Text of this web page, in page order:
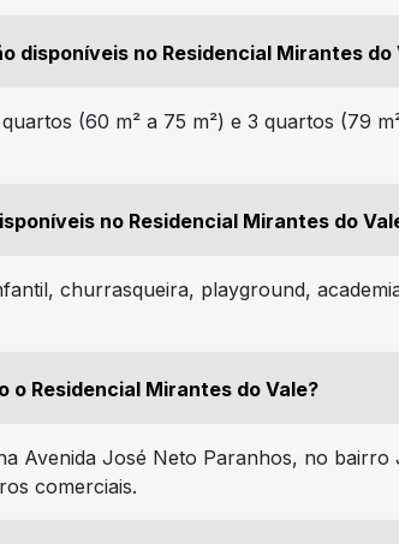
disponíveis no Residencial Mirantes do
(60 m² a 75 m²) e 3 quartos (79
no Residencial Mirantes do
churrasqueira, playground,
o Residencial Mirantes do Vale?
Avenida José Neto Paranhos, no
comerciais.